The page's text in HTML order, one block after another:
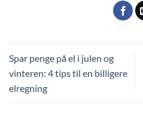
Spar penge på el i julen og
vinteren: 4 tips til en billigere
elregning